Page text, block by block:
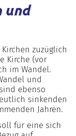
und
zuzüglich
Kirche (vor
im Wandel.
und
ebenso
sinkenden
Jahren.
für eine sich